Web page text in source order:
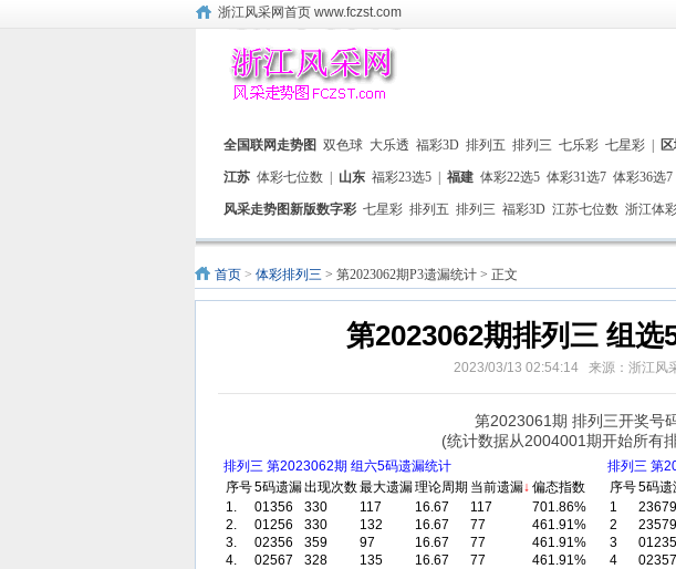
浙江风采网首页 www.fczst.com
全国联网走势图 双色球 大乐透 福彩3D 排列五 排列三 七乐彩 七星彩
江苏 体彩七位数 山东 福彩23选5 福建 体彩22选5 体彩31选7 体彩36选7
风采走势图新版数字彩 七星彩 排列五 排列三 福彩3D 江苏七位数 浙江体
首页 > 体彩排列三 > 第2023062期P3遗漏统计 > 正文
第2023062期排列三 组选
2023/03/13 02:54:14 来源：浙江风
第2023061期 排列三开奖号
(统计数据从2004001期开始所有
排列三 第2023062期 组六5码遗漏统计
序号5码遗漏出现次数最大遗漏理论周期 当前遗漏↓ 偏态指数
1.
01356 330 117 16.67 117
701.86%
2.
01256 330 132 16.67 77
461.91%
3.
02356 359 97 16.67 77
461.91%
4.
02567 328 135 16.67 77
461.91%
排列三 第
序号5码遗
1
23679
2
23579
3
01235
4
02357